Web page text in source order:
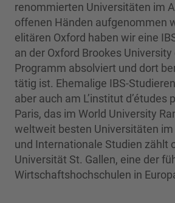
renommierten Universitäten im
offenen Händen aufgenommen
elitären Oxford haben wir eine
an der Oxford Brookes University
Programm absolviert und dort
tätig ist. Ehemalige IBS-
aber auch am L’institut d’études
Paris, das im World University
weltweit besten Universitäten im
und Internationale Studien zählt
Universität St. Gallen, eine der
Wirtschaftshochschulen in